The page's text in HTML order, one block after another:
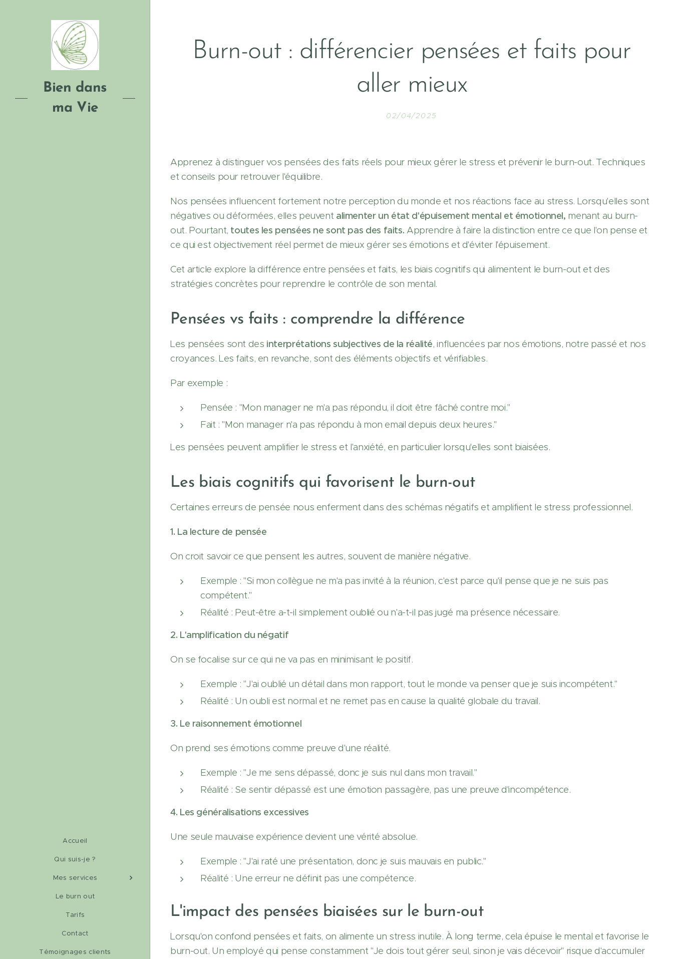
Bien dans
ma Vie
Accueil
Qui suis-je ?
Mes services
Le burn out
Tarifs
Contact
Témoignages clients
Burn-out : différencier pensées et faits pour
aller mieux
02/04/2025
Apprenez à distinguer vos pensées des faits réels pour mieux gérer le stress et prévenir le burn-out. Techniques
et conseils pour retrouver l'équilibre.
Nos pensées influencent fortement notre perception du monde et nos réactions face au stress. Lorsqu'elles sont
négatives ou déformées, elles peuvent alimenter un état d'épuisement mental et émotionnel, menant au burn-
out. Pourtant, toutes les pensées ne sont pas des faits. Apprendre à faire la distinction entre ce que l'on pense et
ce qui est objectivement réel permet de mieux gérer ses émotions et d'éviter l'épuisement.
Cet article explore la différence entre pensées et faits, les biais cognitifs qui alimentent le burn-out et des
stratégies concrètes pour reprendre le contrôle de son mental.
Pensées vs faits : comprendre la différence
Les pensées sont des interprétations subjectives de la réalité, influencées par nos émotions, notre passé et nos
croyances. Les faits, en revanche, sont des éléments objectifs et vérifiables.
Par exemple :
Pensée : "Mon manager ne m'a pas répondu, il doit être fâché contre moi."
Fait : "Mon manager n'a pas répondu à mon email depuis deux heures."
Les pensées peuvent amplifier le stress et l'anxiété, en particulier lorsqu'elles sont biaisées.
Les biais cognitifs qui favorisent le burn-out
Certaines erreurs de pensée nous enferment dans des schémas négatifs et amplifient le stress professionnel.
1. La lecture de pensée
On croit savoir ce que pensent les autres, souvent de manière négative.
Exemple : "Si mon collègue ne m'a pas invité à la réunion, c'est parce qu'il pense que je ne suis pas
compétent."
Réalité : Peut-être a-t-il simplement oublié ou n'a-t-il pas jugé ma présence nécessaire.
2. L'amplification du négatif
On se focalise sur ce qui ne va pas en minimisant le positif.
Exemple : "J'ai oublié un détail dans mon rapport, tout le monde va penser que je suis incompétent."
Réalité : Un oubli est normal et ne remet pas en cause la qualité globale du travail.
3. Le raisonnement émotionnel
On prend ses émotions comme preuve d'une réalité.
Exemple : "Je me sens dépassé, donc je suis nul dans mon travail."
Réalité : Se sentir dépassé est une émotion passagère, pas une preuve d'incompétence.
4. Les généralisations excessives
Une seule mauvaise expérience devient une vérité absolue.
Exemple : "J'ai raté une présentation, donc je suis mauvais en public."
Réalité : Une erreur ne définit pas une compétence.
L'impact des pensées biaisées sur le burn-out
Lorsqu'on confond pensées et faits, on alimente un stress inutile. À long terme, cela épuise le mental et favorise le
burn-out. Un employé qui pense constamment "Je dois tout gérer seul, sinon je vais décevoir" risque d'accumuler